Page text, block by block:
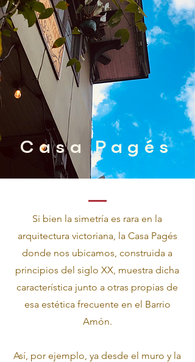
Casa Pagés
Si bien la simetría es rara en la
arquitectura victoriana, la Casa Pagés
donde nos ubicamos, construida a
principios del siglo XX, muestra dicha
característica junto a otras propias de
esa estética frecuente en el Barrio
Amón.
Así, por ejemplo, ya desde el muro y la